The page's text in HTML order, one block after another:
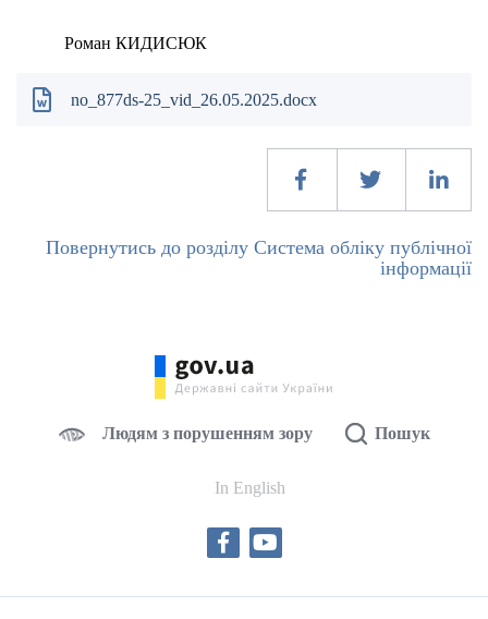
Роман КИДИСЮК
no_877ds-25_vid_26.05.2025.docx
Повернутись до розділу Система обліку публічної
інформації
Людям з порушенням зору Пошук
In English